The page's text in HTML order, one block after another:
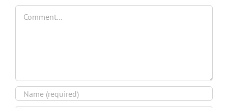
Comment